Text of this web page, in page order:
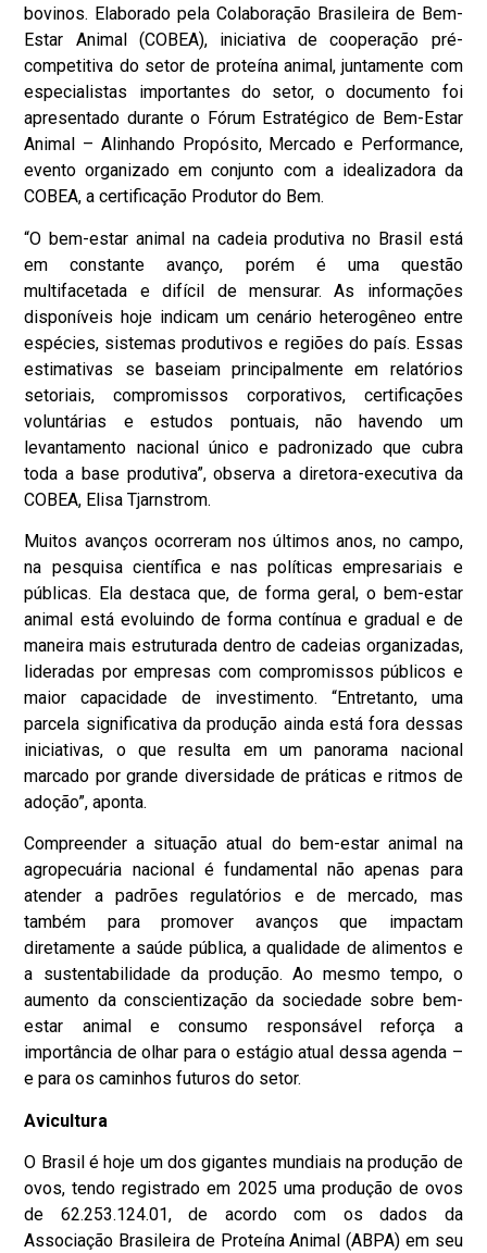
bovinos. Elaborado pela Colaboração Brasileira de Bem-
Estar Animal (COBEA), iniciativa de cooperação pré-
competitiva do setor de proteína animal, juntamente com
especialistas importantes do setor, o documento foi
apresentado durante o Fórum Estratégico de Bem-Estar
Animal – Alinhando Propósito, Mercado e Performance,
evento organizado em conjunto com a idealizadora da
COBEA, a certificação Produtor do Bem.
“O bem-estar animal na cadeia produtiva no Brasil está
em constante avanço, porém é uma questão
multifacetada e difícil de mensurar. As informações
disponíveis hoje indicam um cenário heterogêneo entre
espécies, sistemas produtivos e regiões do país. Essas
estimativas se baseiam principalmente em relatórios
setoriais, compromissos corporativos, certificações
voluntárias e estudos pontuais, não havendo um
levantamento nacional único e padronizado que cubra
toda a base produtiva”, observa a diretora-executiva da
COBEA, Elisa Tjarnstrom.
Muitos avanços ocorreram nos últimos anos, no campo,
na pesquisa científica e nas políticas empresariais e
públicas. Ela destaca que, de forma geral, o bem-estar
animal está evoluindo de forma contínua e gradual e de
maneira mais estruturada dentro de cadeias organizadas,
lideradas por empresas com compromissos públicos e
maior capacidade de investimento. “Entretanto, uma
parcela significativa da produção ainda está fora dessas
iniciativas, o que resulta em um panorama nacional
marcado por grande diversidade de práticas e ritmos de
adoção”, aponta.
Compreender a situação atual do bem-estar animal na
agropecuária nacional é fundamental não apenas para
atender a padrões regulatórios e de mercado, mas
também para promover avanços que impactam
diretamente a saúde pública, a qualidade de alimentos e
a sustentabilidade da produção. Ao mesmo tempo, o
aumento da conscientização da sociedade sobre bem-
estar animal e consumo responsável reforça a
importância de olhar para o estágio atual dessa agenda –
e para os caminhos futuros do setor.
Avicultura
O Brasil é hoje um dos gigantes mundiais na produção de
ovos, tendo registrado em 2025 uma produção de ovos
de 62.253.124.01, de acordo com os dados da
Associação Brasileira de Proteína Animal (ABPA) em seu